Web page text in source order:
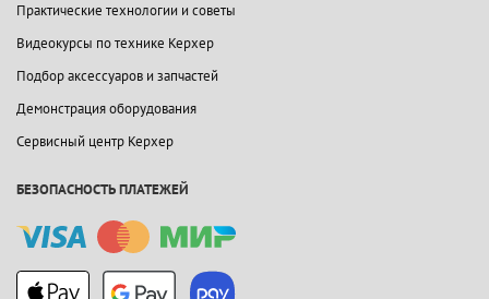
Практические технологии и советы
Видеокурсы по технике Керхер
Подбор аксессуаров и запчастей
Демонстрация оборудования
Сервисный центр Керхер
БЕЗОПАСНОСТЬ ПЛАТЕЖЕЙ